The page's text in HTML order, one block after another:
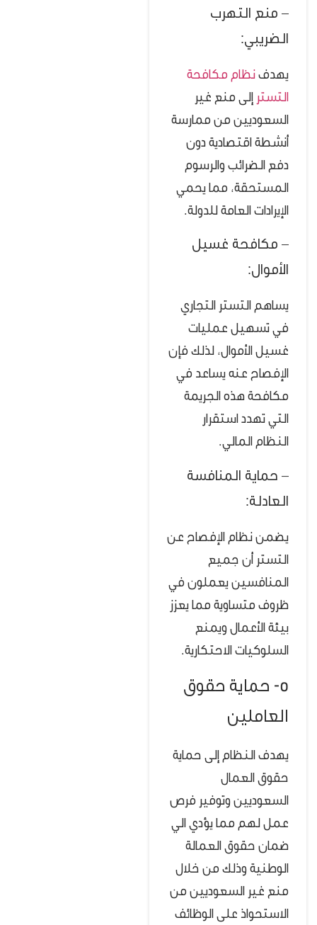
– منع التهرب
الضريبي:
يهدف نظام مكافحة
التستر إلى منع غير
السعوديين من ممارسة
أنشطة اقتصادية دون
دفع الضرائب والرسوم
المستحقة، مما يحمي
الإيرادات العامة للدولة.
– مكافحة غسيل
الأموال:
يساهم التستر التجاري
في تسهيل عمليات
غسيل الأموال، لذلك فإن
الإفصاح عنه يساعد في
مكافحة هذه الجريمة
التي تهدد استقرار
النظام المالي.
– حماية المنافسة
العادلة:
يضمن نظام الإفصاح عن
التستر أن جميع
المنافسين يعملون في
ظروف متساوية مما يعزز
بيئة الأعمال ويمنع
السلوكيات الاحتكارية.
5- حماية حقوق
العاملين
يهدف النظام إلى حماية
حقوق العمال
السعوديين وتوفير فرص
عمل لهم مما يؤدي الي
ضمان حقوق العمالة
الوطنية وذلك من خلال
منع غير السعوديين من
الاستحواذ على الوظائف